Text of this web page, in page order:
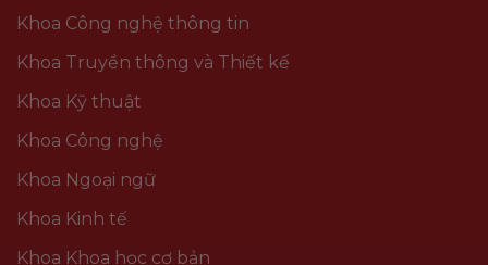
Khoa Công nghệ thông tin
Khoa Truyền thông và Thiết kế
Khoa Kỹ thuật
Khoa Công nghệ
Khoa Ngoại ngữ
Khoa Kinh tế
Khoa Khoa học cơ bản